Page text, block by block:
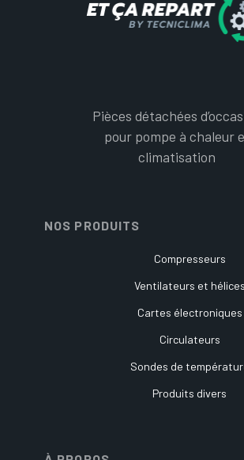
Pièces détachées
pour pompe à chaleur
climatisation
NOS PRODUITS
Compresseurs
Ventilateurs et hélices
Cartes électroniques
Circulateurs
Sondes de
Produits divers